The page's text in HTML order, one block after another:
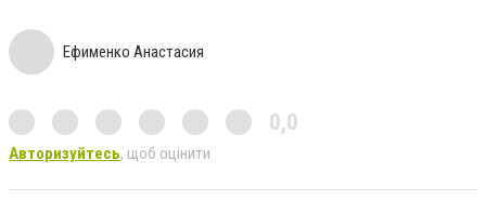
Ефименко Анастасия
0,0
Авторизуйтесь, щоб оцінити